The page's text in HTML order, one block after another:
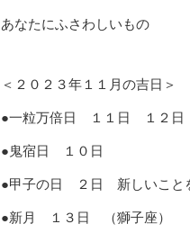
あなたにふさわしいもの
＜２０２３年１１月の吉日＞
●一粒万倍日 １１日 １２
●鬼宿日 １０日
●甲子の日 ２日 新しいこと
●新月 １３日 （獅子座）